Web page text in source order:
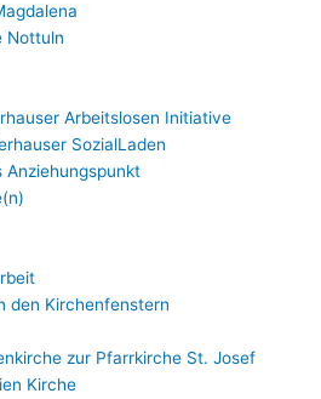
Nottuln
Arbeitslosen Initiative
SozialLaden
Anziehungspunkt
den Kirchenfenstern
zur Pfarrkirche St. Josef
Kirche